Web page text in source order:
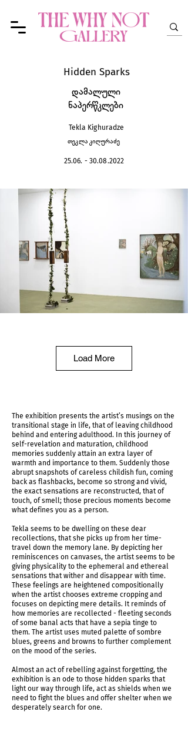
Hidden Sparks
დამალული
ნაპერწკლები
Tekla Kighuradze
თეკლა კიღურაძე
25.06. - 30.08.2022
Load More
The exhibition presents the artist’s musings on the
transitional stage in life, that of leaving childhood
behind and entering adulthood. In this journey of
self-revelation and maturation, childhood
memories suddenly attain an extra layer of
warmth and importance to them. Suddenly those
abrupt snapshots of careless childish fun, coming
back as flashbacks, become so strong and vivid,
the exact sensations are reconstructed, that of
touch, of smell; those precious moments become
what defines you as a person.
Tekla seems to be dwelling on these dear
recollections, that she picks up from her time-
travel down the memory lane. By depicting her
reminiscences on canvases, the artist seems to be
giving physicality to the ephemeral and ethereal
sensations that wither and disappear with time.
These feelings are heightened compositionally
when the artist chooses extreme cropping and
focuses on depicting mere details. It reminds of
how memories are recollected - fleeting seconds
of some banal acts that have a sepia tinge to
them. The artist uses muted palette of sombre
blues, greens and browns to further complement
on the mood of the series.
Almost an act of rebelling against forgetting, the
exhibition is an ode to those hidden sparks that
light our way through life, act as shields when we
need to fight the blues and offer shelter when we
desperately search for one.